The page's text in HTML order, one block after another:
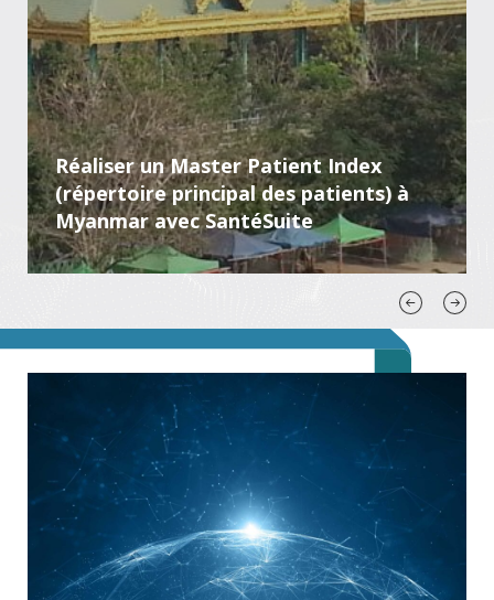
Réaliser un Master Patient Index
(répertoire principal des patients) à
Myanmar avec SantéSuite